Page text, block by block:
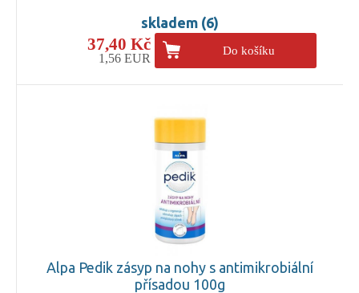
skladem (6)
37,40 Kč
1,56 EUR
Do košíku
Alpa Pedik zásyp na nohy s antimikrobiální
přísadou 100g